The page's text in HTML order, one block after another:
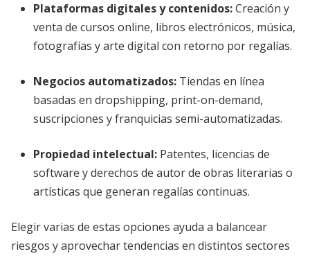
Plataformas digitales y contenidos:Creación y
venta de cursos online, libros electrónicos, música,
fotografías y arte digital con retorno por regalías.
Negocios automatizados: Tiendas en línea
basadas en dropshipping, print-on-demand,
suscripciones y franquicias semi-automatizadas.
Propiedad intelectual: Patentes, licencias de
software y derechos de autor de obras literarias o
artísticas que generan regalías continuas.
Elegir varias de estas opciones ayuda a balancear
riesgos y aprovechar tendencias en distintos sectores